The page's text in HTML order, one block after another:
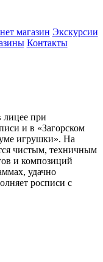
магазин Экскурсии
Контакты
лицее при
и в «Загорском
игрушки». На
чистым, техничным
и композиций
удачно
росписи с